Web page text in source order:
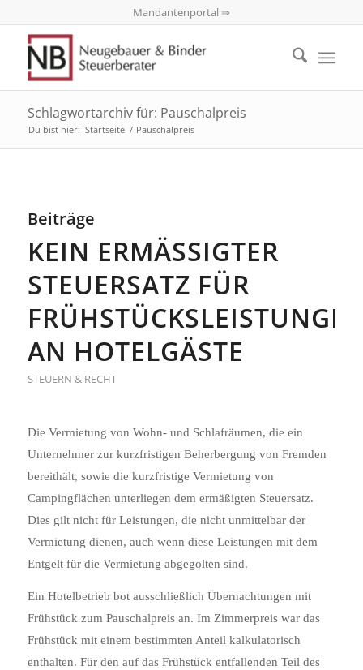
Mandantenportal ⇒
Schlagwortarchiv für: Pauschalpreis
Du bist hier: Startseite / Pauschalpreis
Beiträge
KEIN ERMÄSSIGTER S
TEUERSATZ FÜR F
RÜHSTÜCKSLEISTUNGEN
N HOTELGÄSTE
STEUERN & RECHT
Die Vermietung von Wohn- und Schlafräumen, die ein
Unternehmer zur kurzfristigen Beherbergung von Fremden
bereithält, sowie die kurzfristige Vermietung von
Campingflächen unterliegen dem ermäßigten Steuersatz.
Dies gilt nicht für Leistungen, die nicht unmittelbar der
Vermietung dienen, auch wenn diese Leistungen mit dem
Entgelt für die Vermietung abgegolten sind.
Ein Hotelbetrieb bot ausschließlich Übernachtungen mit
Frühstück zum Pauschalpreis an. Im Zimmerpreis war das
Frühstück mit einem bestimmten Anteil kalkulatorisch
enthalten. Für den auf das Frühstück entfallenden Teil des